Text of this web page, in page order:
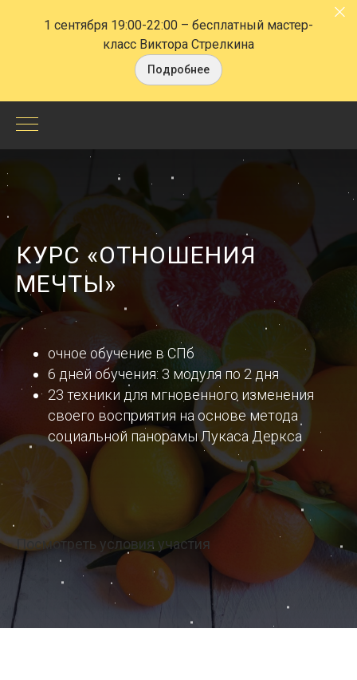
1 сентября 19:00-22:00 – бесплатный мастер-
класс Виктора Стрелкина
Подробнее
Тренинг
«Отношения
мечты»
Елены
Мисуркиной
СПб
Центр
НЛП
КУРС «ОТНОШЕНИЯ
МЕЧТЫ»
очное обучение в СПб
6 дней обучения: 3 модуля по 2 дня
23 техники для мгновенного изменения
своего восприятия на основе метода
социальной панорамы Лукаса Деркса
Посмотреть условия участия